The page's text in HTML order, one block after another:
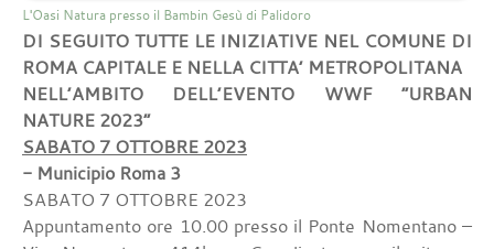
L'Oasi Natura presso il Bambin Gesù di Palidoro
DI SEGUITO TUTTE LE INIZIATIVE NEL COMUNE DI
ROMA CAPITALE E NELLA CITTA’ METROPOLITANA
NELL’AMBITO DELL’EVENTO WWF “URBAN
NATURE 2023”
SABATO 7 OTTOBRE 2023
- Municipio Roma 3
SABATO 7 OTTOBRE 2023
Appuntamento ore 10.00 presso il Ponte Nomentano –